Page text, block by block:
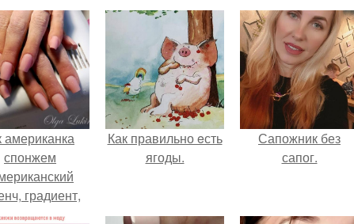
американка
спонжем
градиент,
омбре).
Как правильно eсть
ягоды.
Сапожник без
сапог.